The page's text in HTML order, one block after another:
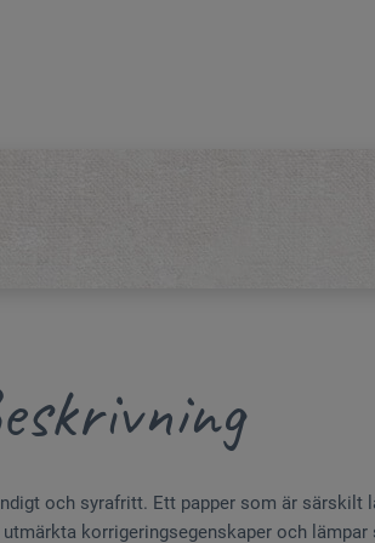
och syrafritt. Ett papper som är särskilt
korrigeringsegenskaper och